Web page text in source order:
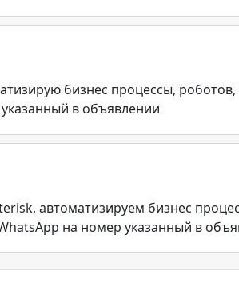
бизнес процессы,
в объявлении
автоматизируем бизнес
на номер указанный в